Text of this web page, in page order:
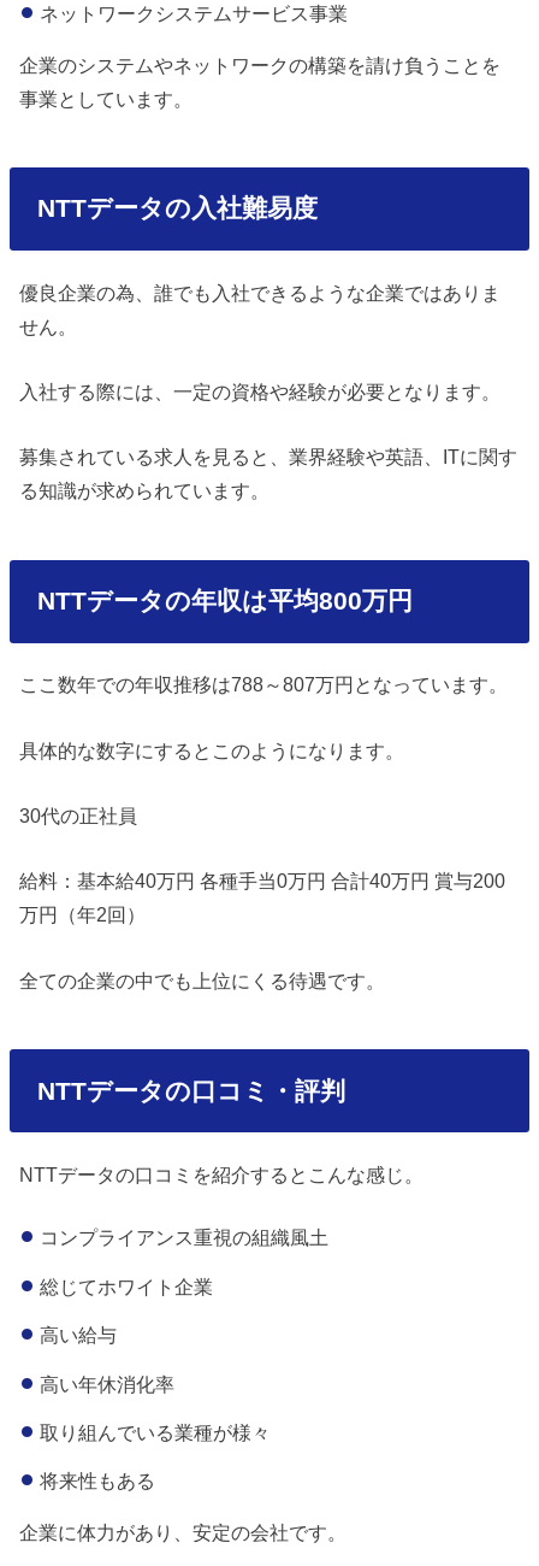
ネットワークシステムサービス事業
企業のシステムやネットワークの構築を請け負うことを
事業としています。
NTTデータの入社難易度
優良企業の為、誰でも入社できるような企業ではありま
せん。
入社する際には、一定の資格や経験が必要となります。
募集されている求人を見ると、業界経験や英語、ITに関す
る知識が求められています。
NTTデータの年収は平均800万円
ここ数年での年収推移は788～807万円となっています。
具体的な数字にするとこのようになります。
30代の正社員
給料：基本給40万円 各種手当0万円 合計40万円 賞与200
万円（年2回）
全ての企業の中でも上位にくる待遇です。
NTTデータの口コミ・評判
NTTデータの口コミを紹介するとこんな感じ。
コンプライアンス重視の組織風土
総じてホワイト企業
高い給与
高い年休消化率
取り組んでいる業種が様々
将来性もある
企業に体力があり、安定の会社です。